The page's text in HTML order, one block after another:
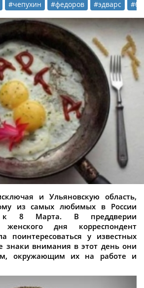
#чепухин #федоров #эдварс
и Ульяновскую область,
из самых любимых в России
к 8 Марта. В преддверии
женского дня корреспондент
поинтересоваться у известных
знаки внимания в этот день они
окружающим их на работе и